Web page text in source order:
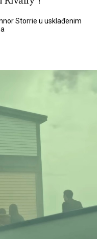
Storrie u usklađenim